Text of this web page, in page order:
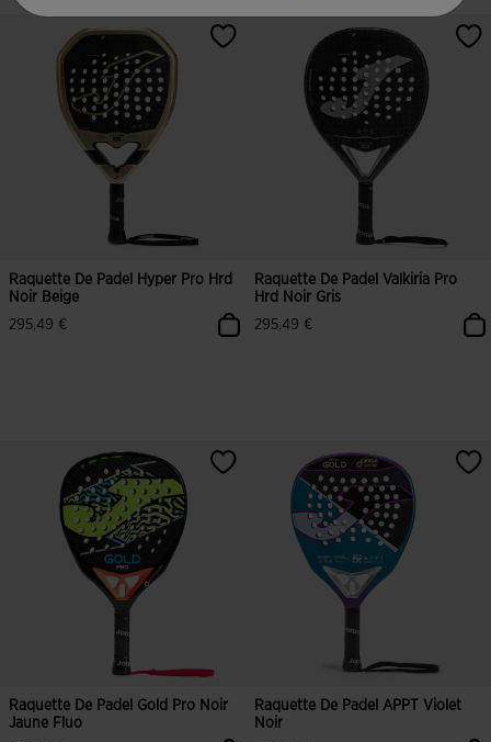
3,5 sur 5 Évaluation du client 5 sur 5 Évaluation du client
Raquette De Padel Hyper Pro Hrd
Noir Beige
295,49 €
3,2 sur 5 Évaluation du client
Raquette De Padel Valkiria Pro
Hrd Noir Gris
295,49 €
3,5 sur 5 Évaluation du client
Raquette De Padel Gold Pro Noir
Jaune Fluo
Raquette De Padel APPT Violet
Noir